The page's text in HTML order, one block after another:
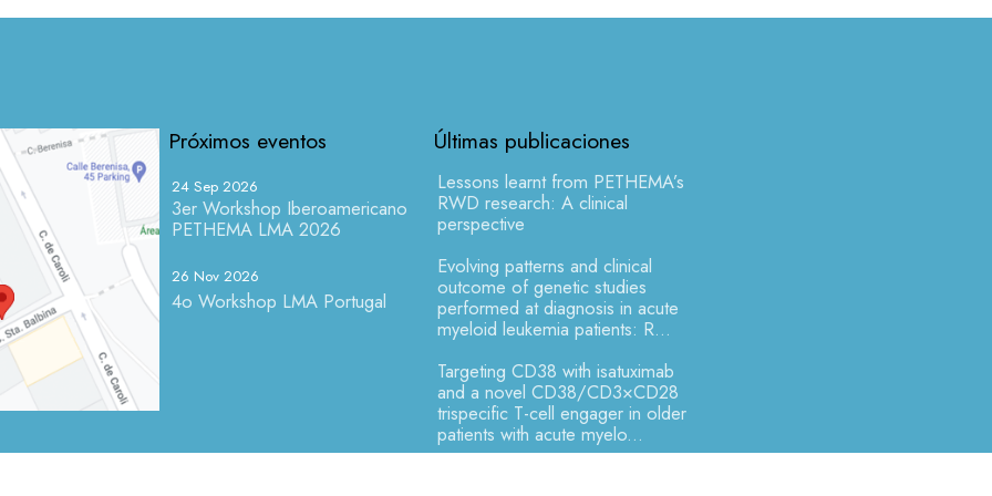
Próximos eventos
24 Sep 2026
3er Workshop Iberoamericano
PETHEMA LMA 2026
26 Nov 2026
4o Workshop LMA Portugal
Últimas publicaciones
Lessons learnt from PETHEMA’s
RWD research: A clinical
perspective
Evolving patterns and clinical
outcome of genetic studies
performed at diagnosis in acute
myeloid leukemia patients: R...
Targeting CD38 with isatuximab
and a novel CD38/CD3×CD28
trispecific T-cell engager in older
patients with acute myelo...